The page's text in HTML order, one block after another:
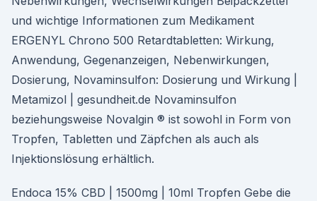
und wichtige Informationen zum Medikament
ERGENYL Chrono 500 Retardtabletten: Wirkung,
Anwendung, Gegenanzeigen, Nebenwirkungen,
Dosierung, Novaminsulfon: Dosierung und Wirkung |
Metamizol | gesundheit.de Novaminsulfon
beziehungsweise Novalgin ® ist sowohl in Form von
Tropfen, Tabletten und Zäpfchen als auch als
Injektionslösung erhältlich.
Endoca 15% CBD | 1500mg | 10ml Tropfen Gebe die